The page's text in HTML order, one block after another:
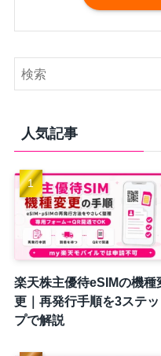
人気記事
楽天株主優待eSIMの機種
更｜再発行手順を3ステッ
プで解説